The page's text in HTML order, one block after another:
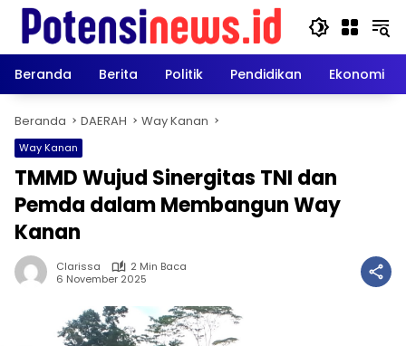
Langsung
konten
Beranda
Berita Politik Pendidikan Ekonomi
Beranda DAERAH Way Kanan
Way Kanan
TMMD Wujud Sinergitas TNI dan
Pemda dalam Membangun Way
Kanan
Clarissa
2 Min Baca
6 November 2025